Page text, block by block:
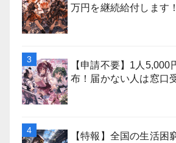
万円を継続給付します！
【申請不要】1人5,000
布！届かない人は窓口
【特報】全国の生活困